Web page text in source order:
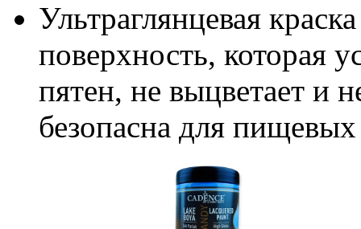
Ультраглянцевая
поверхность, которая
пятен, не выцветает и
безопасна для